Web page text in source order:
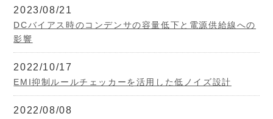
2023/08/21
DCバイアス時のコンデンサの容量低下と電源供給線への
影響
2022/10/17
EMI抑制ルールチェッカーを活用した低ノイズ設計
2022/08/08